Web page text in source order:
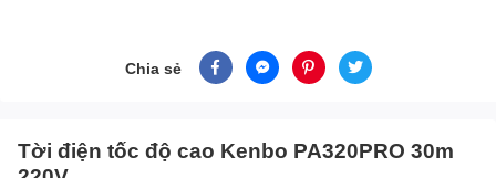
Chia sẻ
Tời điện tốc độ cao Kenbo PA320PRO 30m